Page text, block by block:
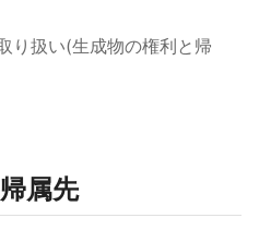
り扱い(生成物の権利と帰
属先